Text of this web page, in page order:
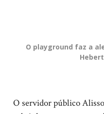
O playground faz a
O servidor público